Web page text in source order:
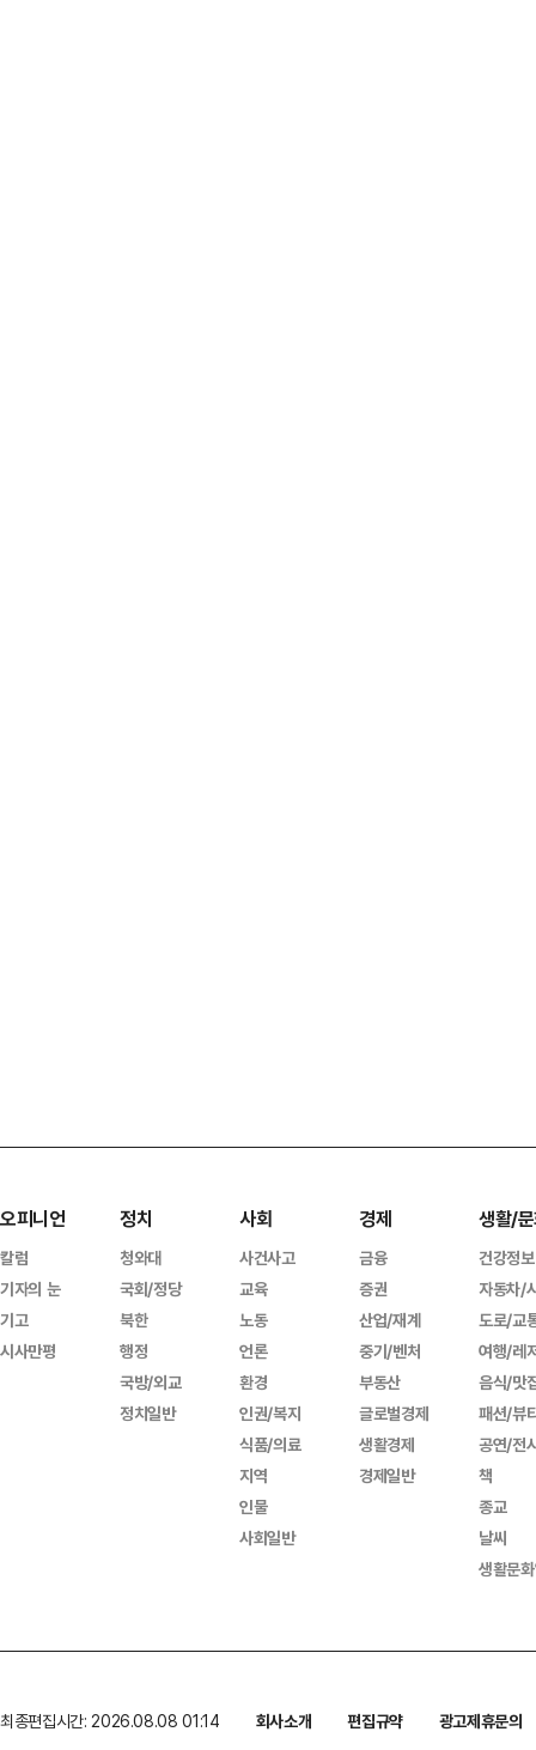
오피니언
칼럼
기자의 눈
기고
시사만평
정치
청와대
국회/정당
북한
행정
국방/외교
정치일반
사회
사건사고
교육
노동
언론
환경
인권/복지
식품/의료
지역
인물
사회일반
경제
금융
증권
산업/재계
중기/벤처
부동산
글로벌경제
생활경제
경제일반
생활/
건강정보
자동차/
도로/교
여행/레
음식/맛
패션/뷰
공연/전
책
종교
날씨
생활문
최종편집시간: 2026.08.08 01:14 회사소개 편집규약
광고제휴문의